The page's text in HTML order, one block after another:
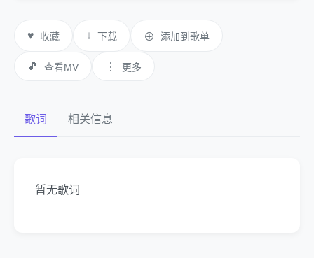
♥ 收藏 ↓ 下载 ⊕ 添加到歌单
🎵 查看MV ⋮ 更多
歌词 相关信息
暂无歌词